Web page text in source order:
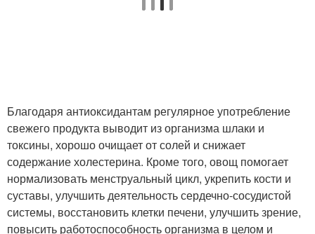
Благодаря антиоксидантам регулярное употребление
свежего продукта выводит из организма шлаки и
токсины, хорошо очищает от солей и снижает
содержание холестерина. Кроме того, овощ помогает
нормализовать менструальный цикл, укрепить кости и
суставы, улучшить деятельность сердечно-сосудистой
системы, восстановить клетки печени, улучшить зрение,
повысить работоспособность организма в целом и